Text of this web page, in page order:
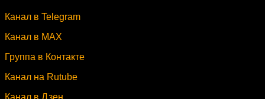
Канал в Telegram
Канал в MAX
Группа в Контакте
Канал на Rutube
Канал в Дзен